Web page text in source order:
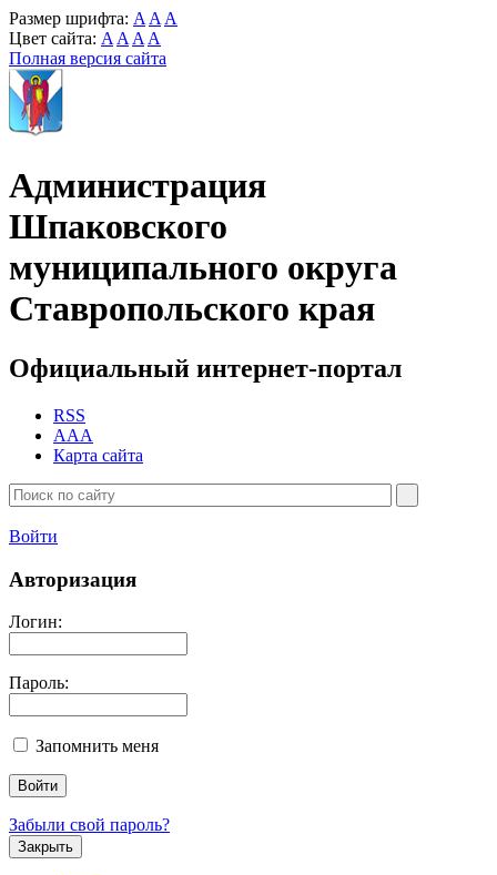
Размер шрифта: A A A
Цвет сайта: A A A A
Полная версия сайта
Администрация
Шпаковского
муниципального округа
Ставропольского края
Официальный интернет-портал
RSS
AAA
Карта сайта
Войти
Авторизация
Логин:
Пароль:
Запомнить меня
Забыли свой пароль?
Закрыть